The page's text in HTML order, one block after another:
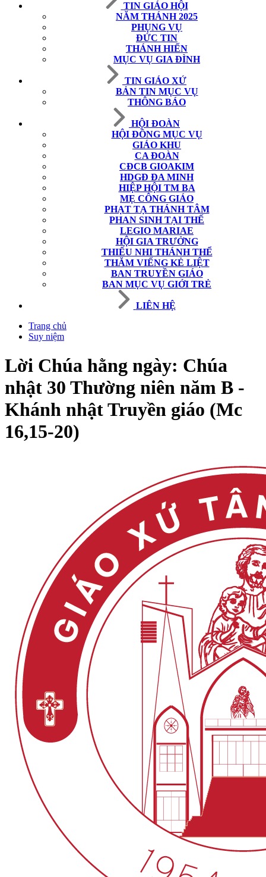
TIN GIÁO HỘI
NĂM THÁNH 2025
PHỤNG VỤ
ĐỨC TIN
THÁNH HIẾN
MỤC VỤ GIA ĐÌNH
TIN GIÁO XỨ
BẢN TIN MỤC VỤ
THÔNG BÁO
HỘI ĐOÀN
HỘI ĐỒNG MỤC VỤ
GIÁO KHU
CA ĐOÀN
CĐCB GIOAKIM
HDGĐ ĐA MINH
HIỆP HỘI TM BA
MẸ CÔNG GIÁO
PHẠT TẠ THÁNH TÂM
PHAN SINH TẠI THẾ
LEGIO MARIAE
HỘI GIA TRƯỞNG
THIẾU NHI THÁNH THỂ
THĂM VIẾNG KẺ LIỆT
BAN TRUYỀN GIÁO
BAN MỤC VỤ GIỚI TRẺ
LIÊN HỆ
Trang chủ
Suy niệm
Lời Chúa hằng ngày: Chúa
nhật 30 Thường niên năm B -
Khánh nhật Truyền giáo (Mc
16,15-20)